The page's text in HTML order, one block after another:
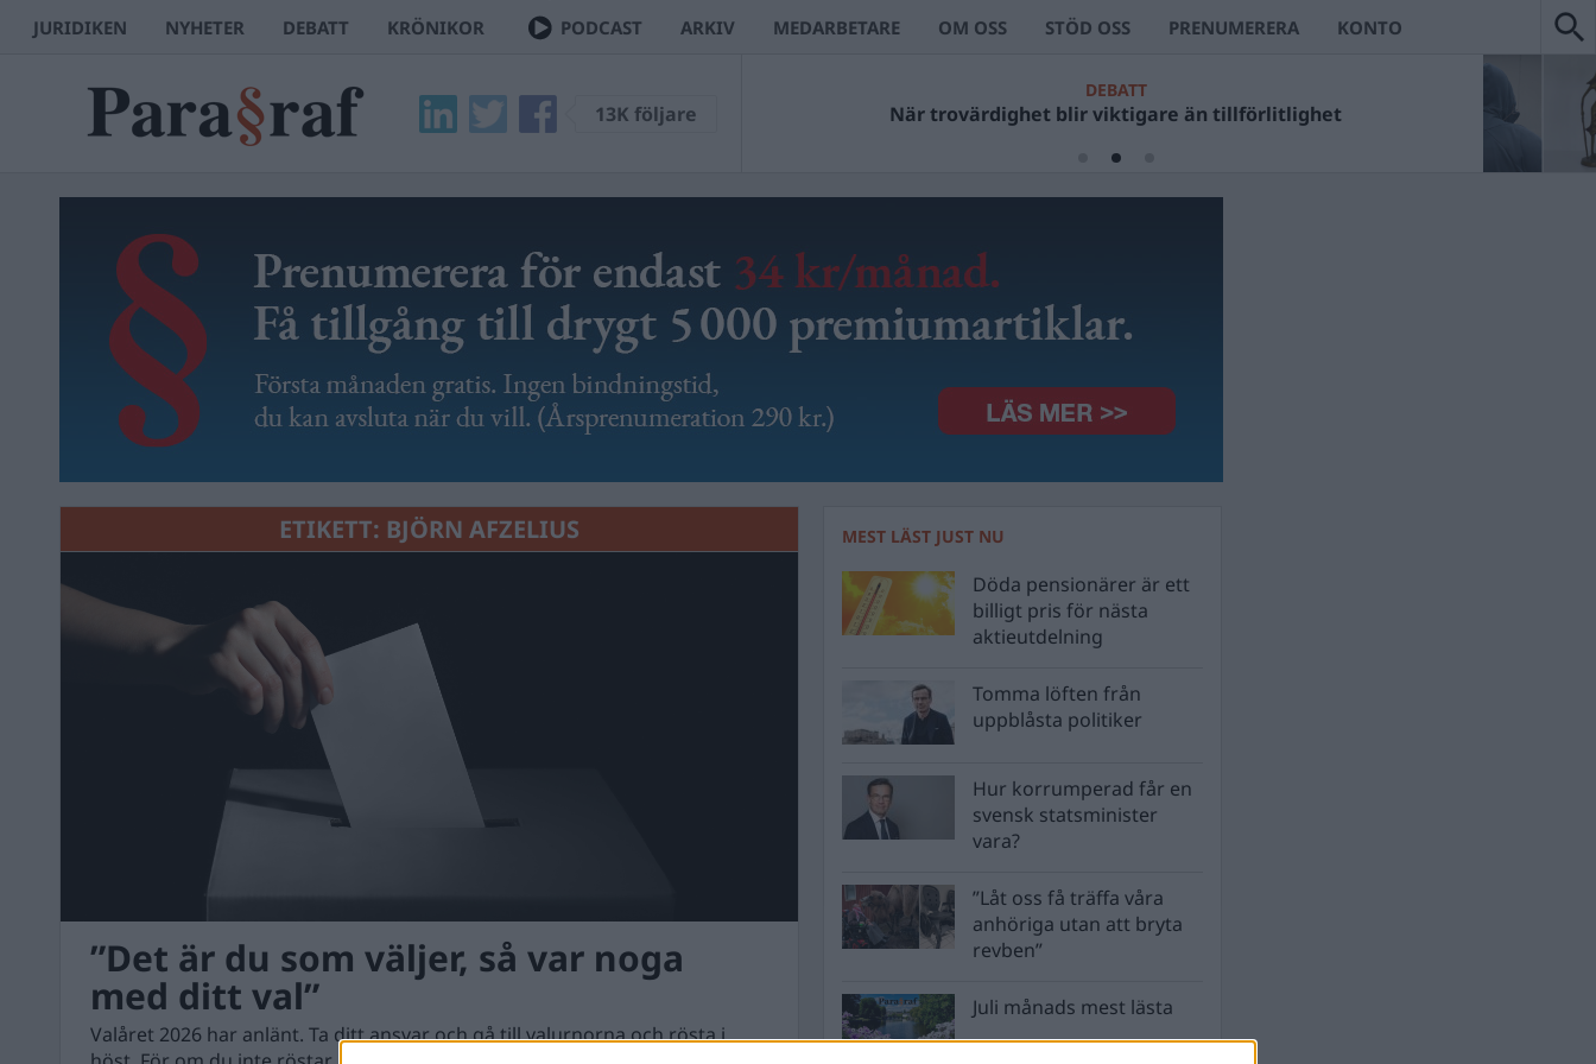
JURIDIKEN NYHETER DEBATT KRÖNIKOR PODCAST ARKIV MEDARBETARE OM OSS STÖD OSS PRENUMERERA KONTO
13K följare
DEBATT
När trovärdighet blir viktigare än tillförlitlighet
ETIKETT: BJÖRN AFZELIUS
”Det är du som väljer, så var noga
med ditt val”
Valåret 2026 har anlänt. Ta ditt ansvar och gå till valurnorna och rösta i
MEST LÄST JUST NU
Döda pensionärer är ett
billigt pris för nästa
aktieutdelning
Tomma löften från
uppblåsta politiker
Hur korrumperad får en
svensk statsminister
vara?
”Låt oss få träffa våra
anhöriga utan att bryta
revben”
Juli månads mest lästa